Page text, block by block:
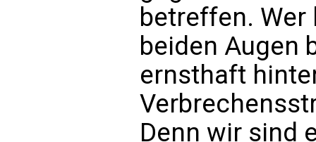
betreffen.
beiden Augen
ernsthaft
Denn wir sind